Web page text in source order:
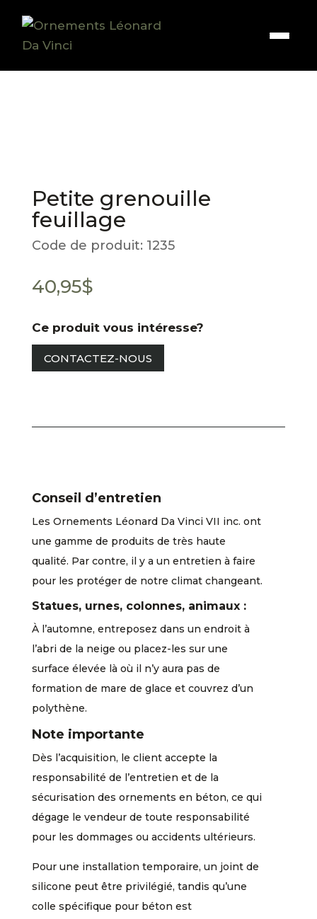
Petite grenouille
feuillage
Code de produit: 1235
40,95$
Ce produit vous intéresse?
CONTACTEZ-NOUS
Conseil d’entretien
Les Ornements Léonard Da Vinci VII inc. ont
une gamme de produits de très haute
qualité. Par contre, il y a un entretien à faire
pour les protéger de notre climat changeant.
Statues, urnes, colonnes, animaux :
À l’automne, entreposez dans un endroit à
l’abri de la neige ou placez-les sur une
surface élevée là où il n’y aura pas de
formation de mare de glace et couvrez d’un
polythène.
Note importante
Dès l’acquisition, le client accepte la
responsabilité de l’entretien et de la
sécurisation des ornements en béton, ce qui
dégage le vendeur de toute responsabilité
pour les dommages ou accidents ultérieurs.
Pour une installation temporaire, un joint de
silicone peut être privilégié, tandis qu’une
colle spécifique pour béton est